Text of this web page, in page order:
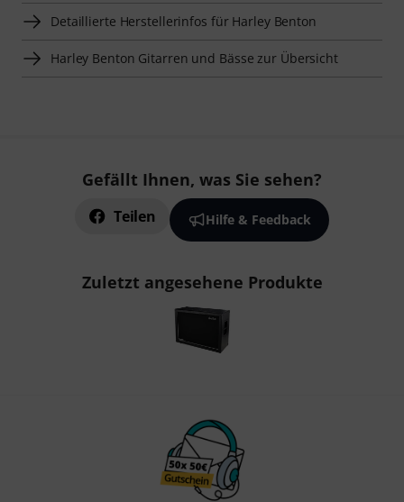
Detaillierte Herstellerinfos für Harley Benton
Harley Benton Gitarren und Bässe zur Übersicht
Gefällt Ihnen, was Sie sehen?
Teilen Hilfe & Feedback
Zuletzt angesehene Produkte